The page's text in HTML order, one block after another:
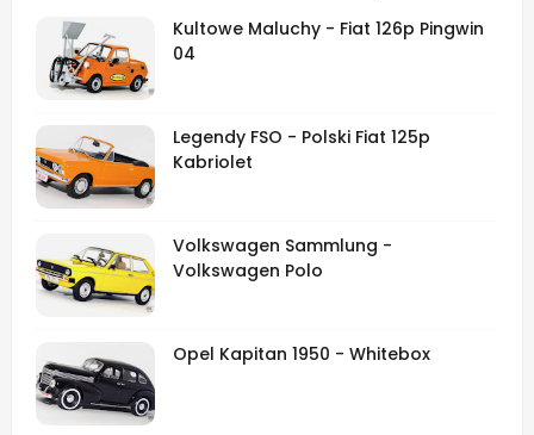
Kultowe Maluchy - Fiat 126p Pingwin
04
Legendy FSO - Polski Fiat 125p
Kabriolet
Volkswagen Sammlung -
Volkswagen Polo
Opel Kapitan 1950 - Whitebox